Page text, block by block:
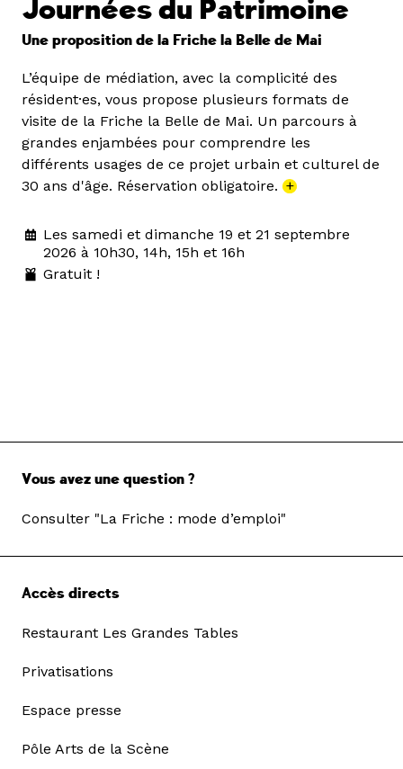
Journées du Patrimoine
Une proposition de la Friche la Belle de Mai
L’équipe de médiation, avec la complicité des
résident·es, vous propose plusieurs formats de
visite de la Friche la Belle de Mai. Un parcours à
grandes enjambées pour comprendre les
différents usages de ce projet urbain et culturel de
30 ans d'âge. Réservation obligatoire. +
Les samedi et dimanche 19 et 21 septembre
2026 à 10h30, 14h, 15h et 16h
Gratuit !
Vous avez une question ?
Consulter "La Friche : mode d’emploi"
Accès directs
Restaurant Les Grandes Tables
Privatisations
Espace presse
Pôle Arts de la Scène